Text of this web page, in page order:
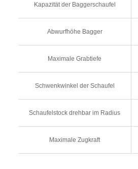
Kapazität der Baggerschaufel
Abwurfhöhe Bagger
Maximale Grabtiefe
Schwenkwinkel der Schaufel
Schaufelstock drehbar im Radius
Maximale Zugkraft